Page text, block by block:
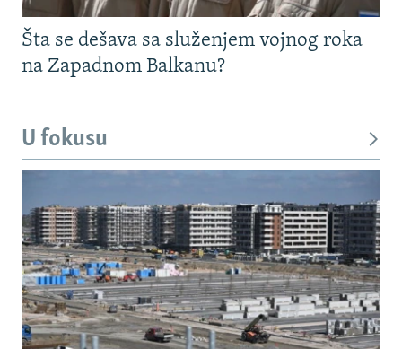
Šta se dešava sa služenjem vojnog roka
na Zapadnom Balkanu?
U fokusu